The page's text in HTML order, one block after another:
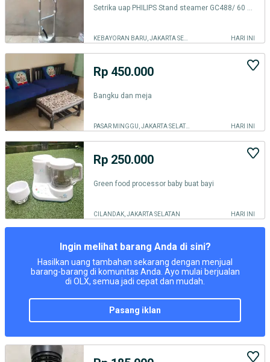
HARI INI
Rp 450.000
Bangku dan meja
PASAR MINGGU, JAKARTA SELATAN HARI INI
Rp 250.000
Green food processor baby buat bayi
CILANDAK, JAKARTA SELATAN HARI INI
Ingin melihat barang Anda di sini?
Hasilkan uang tambahan sekarang dengan menjual
barang-barang di komunitas Anda. Ayo mulai berjualan
di OLX, semua jadi cepat dan mudah.
pasang iklan